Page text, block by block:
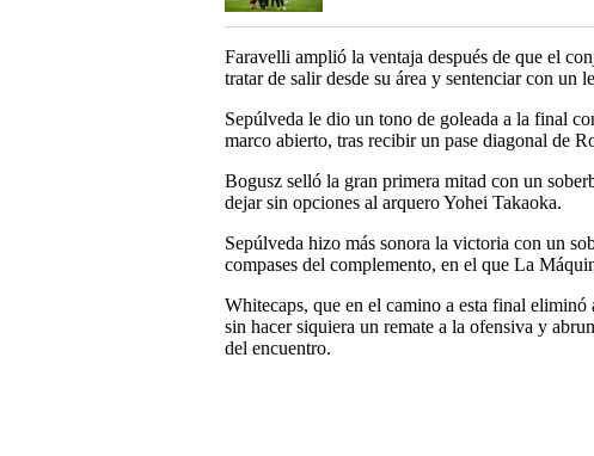
Faravelli amplió la ventaja después de que el
tratar de salir desde su área y sentenciar con un
Sepúlveda le dio un tono de goleada a la final
marco abierto, tras recibir un pase diagonal de
Bogusz selló la gran primera mitad con un
dejar sin opciones al arquero Yohei Takaoka.
Sepúlveda hizo más sonora la victoria con un
compases del complemento, en el que La
Whitecaps, que en el camino a esta final
sin hacer siquiera un remate a la ofensiva y
del encuentro.